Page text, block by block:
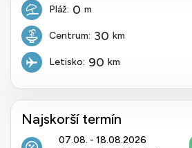
Pláž: 0 m
Centrum: 30 km
Letisko: 90 km
Najskorší termín
07.08. - 18.08.2026